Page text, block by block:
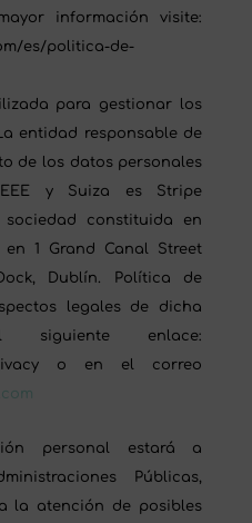
información visite:
es/politica-de-
para gestionar los
entidad responsable de
de los datos personales
y Suiza es Stripe
sociedad constituida en
1 Grand Canal Street
Dublín. Política de
legales de dicha
enlace:
privacy o en el correo
personal estará a
Públicas,
la atención de posibles